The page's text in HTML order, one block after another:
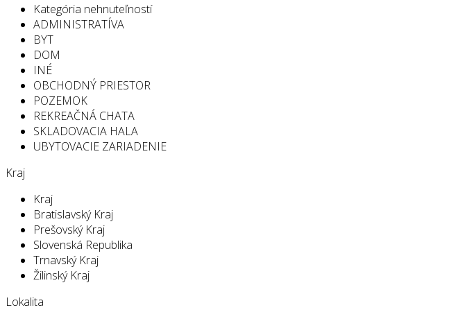
Kategória nehnuteľností
ADMINISTRATÍVA
BYT
DOM
INÉ
OBCHODNÝ PRIESTOR
POZEMOK
REKREAČNÁ CHATA
SKLADOVACIA HALA
UBYTOVACIE ZARIADENIE
Kraj
Kraj
Bratislavský Kraj
Prešovský Kraj
Slovenská Republika
Trnavský Kraj
Žilinský Kraj
Lokalita